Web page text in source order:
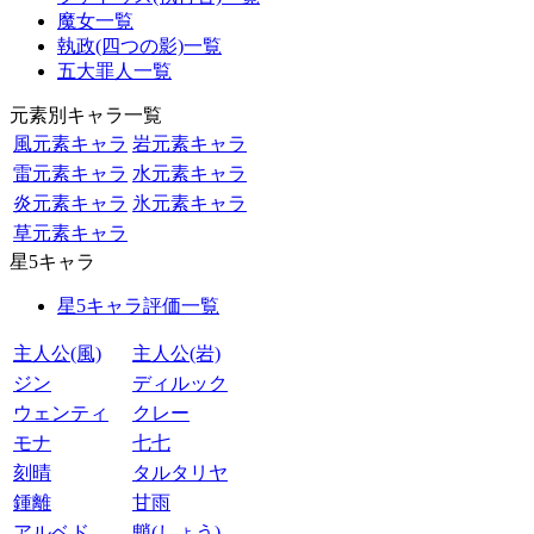
魔女一覧
執政(四つの影)一覧
五大罪人一覧
元素別キャラ一覧
風元素キャラ 岩元素キャラ
雷元素キャラ 水元素キャラ
炎元素キャラ 氷元素キャラ
草元素キャラ
星5キャラ
星5キャラ評価一覧
主人公(風)
主人公(岩)
ジン
ディルック
ウェンティ
クレー
モナ
七七
刻晴
タルタリヤ
鍾離
甘雨